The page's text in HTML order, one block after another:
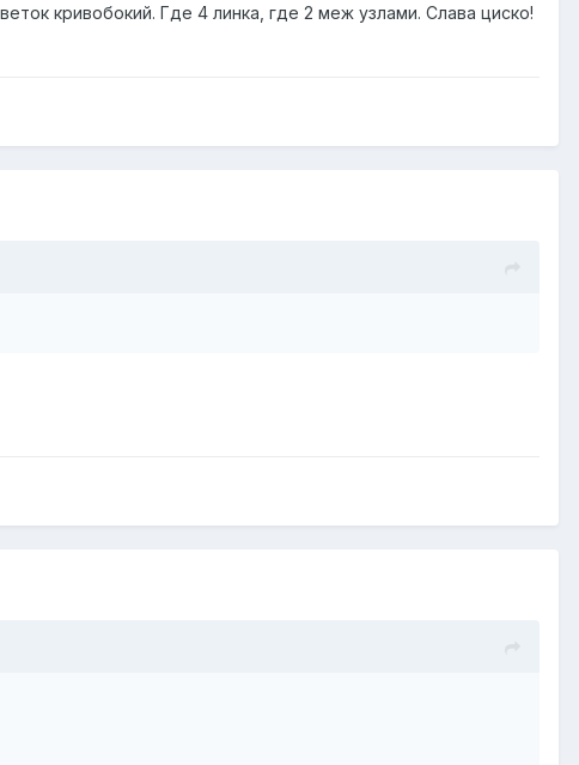
кривобокий. Где 4 линка, где 2 меж узлами. Слава циско!